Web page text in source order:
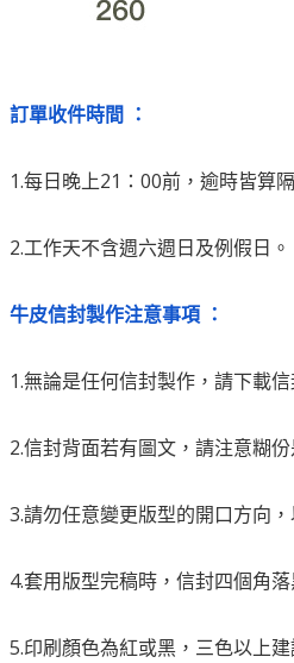
訂單收件時間 ：
1.每日晚上21：00前，逾時皆算
2.工作天不含週六週日及例假日。
牛皮信封製作注意事項 ：
1.無論是任何信封製作，請下載
2.信封背面若有圖文，請注意糊
3.請勿任意變更版型的開口方向
4.套用版型完稿時，信封四個角
5.印刷顏色為紅或黑，三色以上